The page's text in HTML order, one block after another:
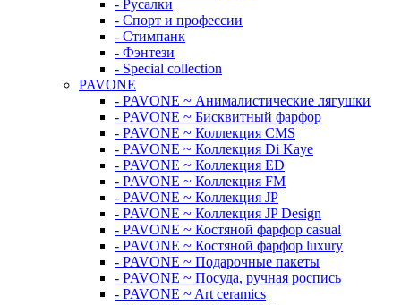
- Русалки
- Спорт и профессии
- Стимпанк
- Фэнтези
- Special collection
PAVONE
- PAVONE ~ Анималистические лягушки
- PAVONE ~ Бисквитный фарфор
- PAVONE ~ Коллекция CMS
- PAVONE ~ Коллекция Di Kaye
- PAVONE ~ Коллекция ED
- PAVONE ~ Коллекция FM
- PAVONE ~ Коллекция JP
- PAVONE ~ Коллекция JP Design
- PAVONE ~ Костяной фарфор casual
- PAVONE ~ Костяной фарфор luxury
- PAVONE ~ Подарочные пакеты
- PAVONE ~ Посуда, ручная роспись
- PAVONE ~ Art ceramics